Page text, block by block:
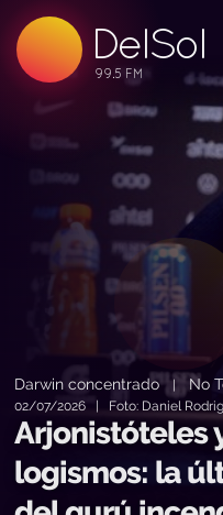
DelSol
99.5 FM
99.5 FM
99.5 FM
Darwin concentrado| No
02/07/2026 | Foto: Daniel
Arjonistóteles
logismos: la